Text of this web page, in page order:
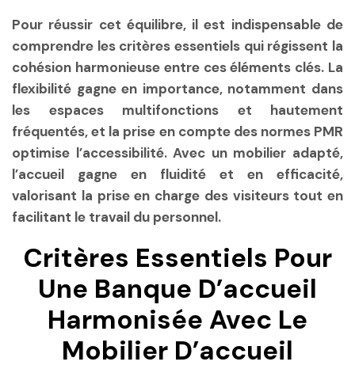
Pour réussir cet équilibre, il est indispensable de
comprendre les critères essentiels qui régissent la
cohésion harmonieuse entre ces éléments clés. La
flexibilité gagne en importance, notamment dans
les espaces multifonctions et hautement
fréquentés, et la prise en compte des normes PMR
optimise l’accessibilité. Avec un mobilier adapté,
l’accueil gagne en fluidité et en efficacité,
valorisant la prise en charge des visiteurs tout en
facilitant le travail du personnel.
Critères Essentiels Pour
Une Banque D’accueil
Harmonisée Avec Le
Mobilier D’accueil